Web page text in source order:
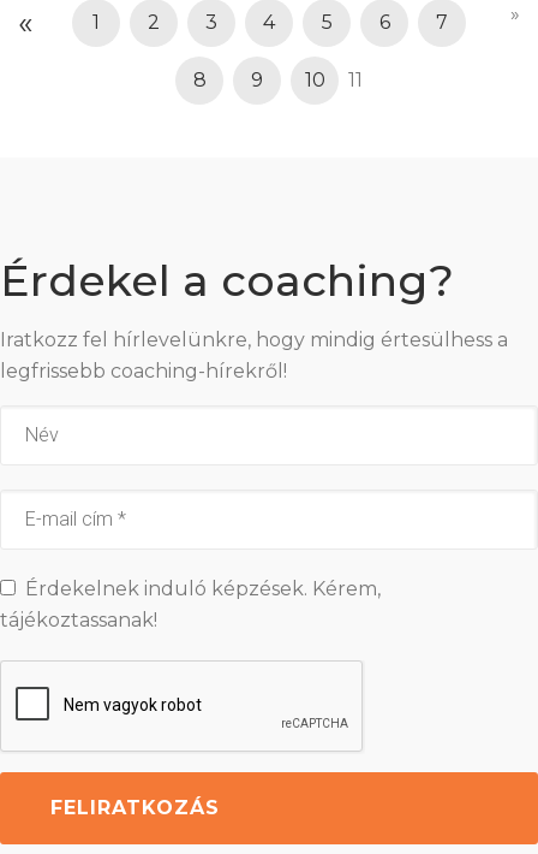
« 1 2 3 4 5 6 7
8 9 10 11
»
Érdekel a coaching?
Iratkozz fel hírlevelünkre, hogy mindig értesülhess a
legfrissebb coaching-hírekről!
Érdekelnek induló képzések. Kérem,
tájékoztassanak!